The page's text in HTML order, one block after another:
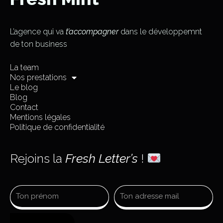
L’agence qui va t’accompagnerdans le développemnt
de ton business
La team
Nos prestations
Le blog
Blog
Contact
Mentions légales
Politique de confidentialité
Rejoins la Fresh Letter’s !